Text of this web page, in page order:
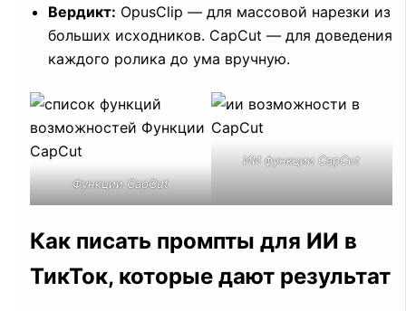
Вердикт: OpusClip — для массовой нарезки из
больших исходников. CapCut — для доведения
каждого ролика до ума вручную.
Функции CapCut
ИИ функции CapCut
Как писать промпты для ИИ в
ТикТок, которые дают результат